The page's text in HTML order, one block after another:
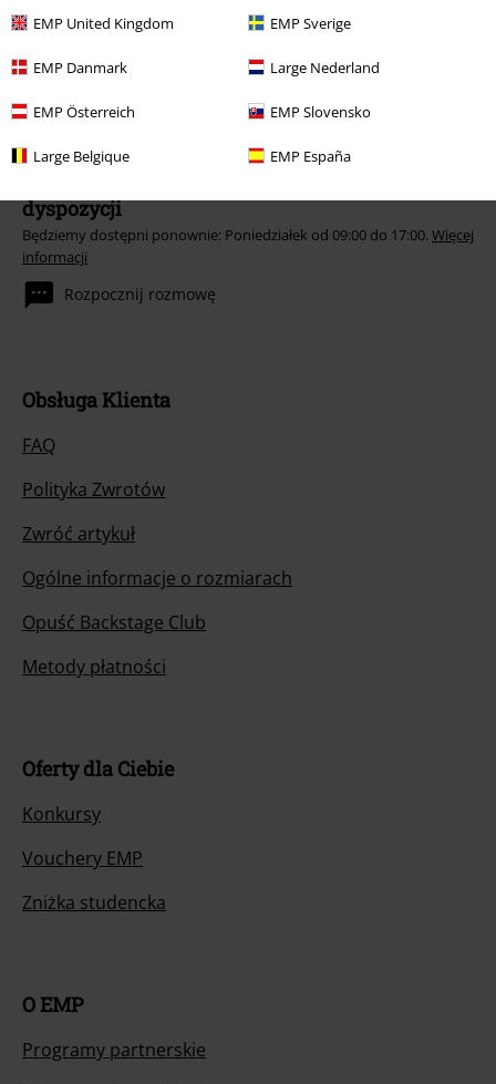
EMP United Kingdom EMP Sverige
EMP Danmark Large Nederland
EMP Österreich EMP Slovensko
Large Belgique EMP España
Fischfilet, Broilers, Böhse Onkelz oraz artykułów z donacją w cenie.
dyspozycji
Będziemy dostępni ponownie: Poniedziałek od 09:00 do 17:00. Więcej
informacji
Rozpocznij rozmowę
Obsługa Klienta
FAQ
Polityka Zwrotów
Zwróć artykuł
Ogólne informacje o rozmiarach
Opuść Backstage Club
Metody płatności
Oferty dla Ciebie
Konkursy
Vouchery EMP
Zniżka studencka
O EMP
Programy partnerskie